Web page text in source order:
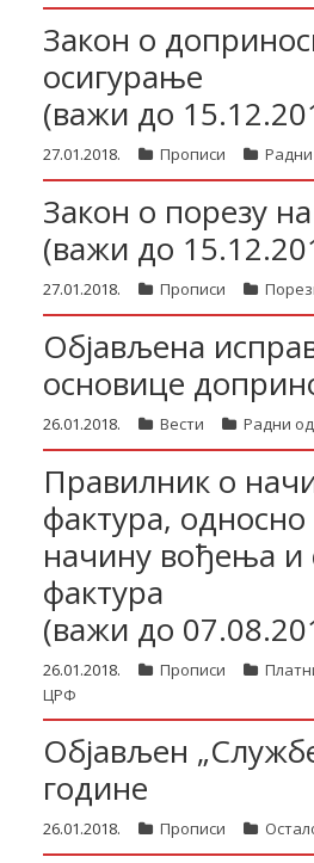
Закон о
осигурање
(важи до
27.01.2018. Прописи
Закон о порезу
(важи до
27.01.2018. Прописи
Објављена
основице
26.01.2018. Вести Радни
Правилник о
фактура, односно
начину вођења и
фактура
(важи до
26.01.2018. Прописи
ЦРФ
Објављен
године
26.01.2018. Прописи